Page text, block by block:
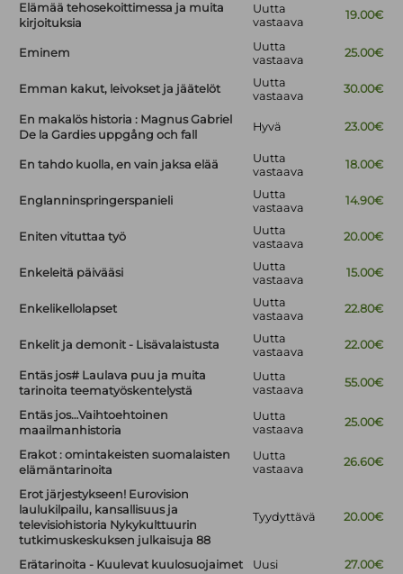
Elämää tehosekoittimessa ja muita
kirjoituksia
Uutta
vastaava
19.00€
Eminem
Uutta
vastaava
25.00€
Emman kakut, leivokset ja jäätelöt
Uutta
vastaava
30.00€
En makalös historia : Magnus Gabriel
De la Gardies uppgång och fall
Hyvä 23.00€
En tahdo kuolla, en vain jaksa elää
Uutta
vastaava
18.00€
Englanninspringerspanieli
Uutta
vastaava
14.90€
Eniten vituttaa työ
Uutta
vastaava
20.00€
Enkeleitä päivääsi
Uutta
vastaava
15.00€
Enkelikellolapset
Uutta
vastaava
22.80€
Enkelit ja demonit - Lisävalaistusta
Uutta
vastaava
22.00€
Entäs jos# Laulava puu ja muita
tarinoita teematyöskentelystä
Uutta
vastaava
55.00€
Entäs jos…Vaihtoehtoinen
maailmanhistoria
Uutta
vastaava
25.00€
Erakot : omintakeisten suomalaisten
elämäntarinoita
Uutta
vastaava
26.60€
Erot järjestykseen! Eurovision
laulukilpailu, kansallisuus ja
televisiohistoria Nykykulttuurin
tutkimuskeskuksen julkaisuja 88
Tyydyttävä 20.00€
Erätarinoita - Kuulevat kuulosuojaimet Uusi
27.00€